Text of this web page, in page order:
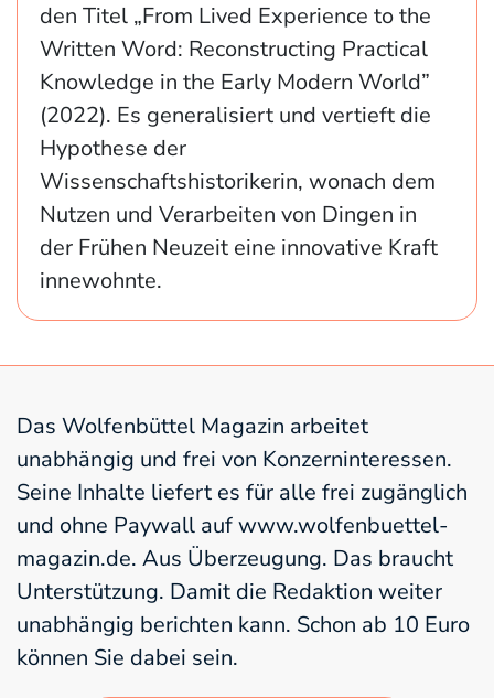
den Titel „From Lived Experience to the
Written Word: Reconstructing Practical
Knowledge in the Early Modern World”
(2022). Es generalisiert und vertieft die
Hypothese der
Wissenschaftshistorikerin, wonach dem
Nutzen und Verarbeiten von Dingen in
der Frühen Neuzeit eine innovative Kraft
innewohnte.
Das Wolfenbüttel Magazin arbeitet
unabhängig und frei von Konzerninteressen.
Seine Inhalte liefert es für alle frei zugänglich
und ohne Paywall auf www.wolfenbuettel-
magazin.de. Aus Überzeugung. Das braucht
Unterstützung. Damit die Redaktion weiter
unabhängig berichten kann. Schon ab 10 Euro
können Sie dabei sein.